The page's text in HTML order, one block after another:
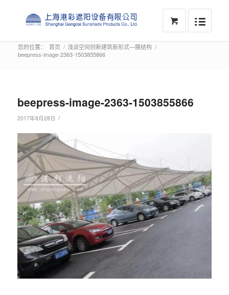
您的位置： 首页 / 浅谈空间创新建筑新形式—膜结构 /
beepress-image-2363-1503855866
beepress-image-2363-1503855866
2017年8月28日 /